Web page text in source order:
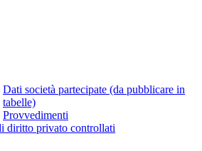
Dati società partecipate (da pubblicare in
tabelle)
Provvedimenti
diritto privato controllati